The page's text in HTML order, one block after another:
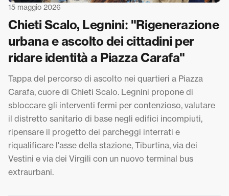
15 maggio 2026
Chieti Scalo, Legnini: "Rigenerazione
urbana e ascolto dei cittadini per
ridare identità a Piazza Carafa"
Tappa del percorso di ascolto nei quartieri a Piazza
Carafa, cuore di Chieti Scalo. Legnini propone di
sbloccare gli interventi fermi per contenzioso, valutare
il distretto sanitario di base negli edifici incompiuti,
ripensare il progetto dei parcheggi interrati e
riqualificare l'asse della stazione, Tiburtina, via dei
Vestini e via dei Virgili con un nuovo terminal bus
extraurbani.